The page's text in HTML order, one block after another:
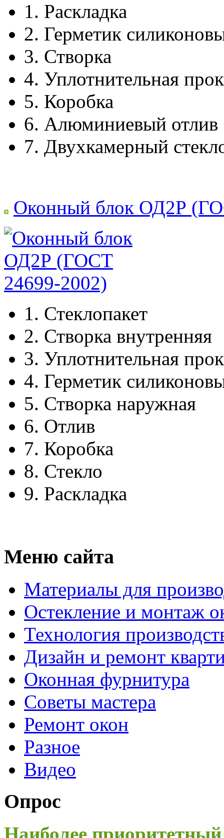
1. Раскладка
2. Герметик
3. Створка
4. Уплотнительная
5. Коробка
6. Алюминиевый отлив
7. Двухкамерный
Оконный блок ОД2Р
1. Стеклопакет
2. Створка внутренняя
3. Уплотнительная
4. Герметик
5. Створка наружная
6. Отлив
7. Коробка
8. Стекло
9. Раскладка
Меню сайта
Материалы для
Остекление и монтаж
Технология
Дизайн и ремонт
Оконная фурнитура
Советы мастера
Ремонт окон
Разное
Видео
Опрос